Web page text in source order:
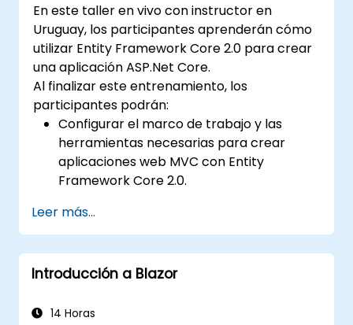
En este taller en vivo con instructor en
Uruguay, los participantes aprenderán cómo
utilizar Entity Framework Core 2.0 para crear
una aplicación ASP.Net Core.
Al finalizar este entrenamiento, los
participantes podrán:
Configurar el marco de trabajo y las
herramientas necesarias para crear
aplicaciones web MVC con Entity
Framework Core 2.0.
en MS SQL Server.
Utilizar un enfoque de "código primero" y
"datos primero" en el desarrollo de
aplicaciones.
sembrado (seeding).
Leer más...
Introducción a Blazor
14 Horas